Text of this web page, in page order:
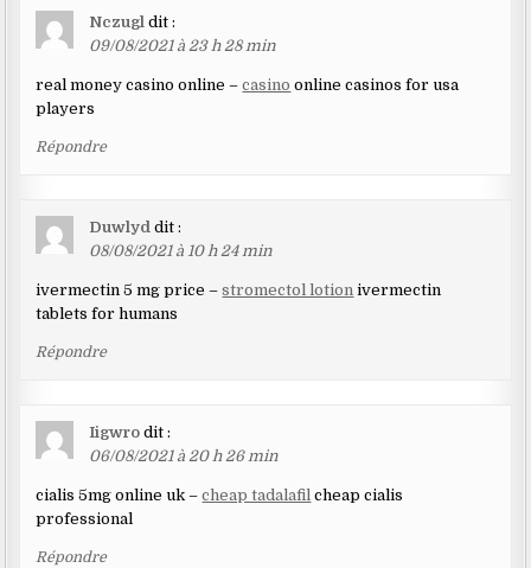
Nczugl dit :
09/08/2021 à 23 h 28 min
real money casino online –casino online casinos for usa
players
Répondre
Duwlyd dit :
08/08/2021 à 10 h 24 min
ivermectin 5 mg price –stromectol lotion ivermectin
tablets for humans
Répondre
Iigwro dit :
06/08/2021 à 20 h 26 min
cialis 5mg online uk –cheap tadalafil cheap cialis
professional
Répondre